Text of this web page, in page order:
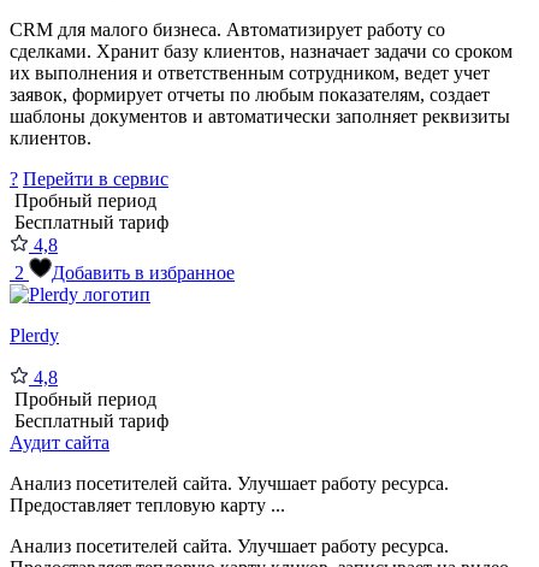
CRM для малого бизнеса. Автоматизирует работу со
сделками. Хранит базу клиентов, назначает задачи со сроком
их выполнения и ответственным сотрудником, ведет учет
заявок, формирует отчеты по любым показателям, создает
шаблоны документов и автоматически заполняет реквизиты
клиентов.
? Перейти в сервис
Пробный период
Бесплатный тариф
4,8
2
Добавить в избранное
Plerdy
4,8
Пробный период
Бесплатный тариф
Аудит сайта
Анализ посетителей сайта. Улучшает работу ресурса.
Предоставляет тепловую карту ...
Анализ посетителей сайта. Улучшает работу ресурса.